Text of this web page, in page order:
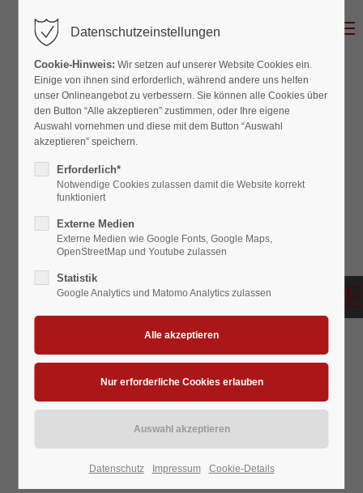
HISTORIE
Datenschutzeinstellungen
Cookie-Hinweis: Wir setzen auf unserer Website Cookies ein.
Einige von ihnen sind erforderlich, während andere uns helfen
unser Onlineangebot zu verbessern. Sie können alle Cookies über
den Button “Alle akzeptieren” zustimmen, oder Ihre eigene
Auswahl vornehmen und diese mit dem Button “Auswahl
akzeptieren” speichern.
Erforderlich*
Notwendige Cookies zulassen damit die Website korrekt
funktioniert
Externe Medien
Externe Medien wie Google Fonts, Google Maps,
OpenStreetMap und Youtube zulassen
Statistik
Google Analytics und Matomo Analytics zulassen
Datenschutz Impressum Cookie-Details